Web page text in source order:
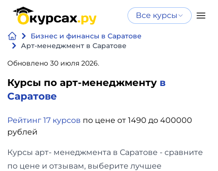
Все курсы
Бизнес и финансы в Саратове
Арт-менеджмент в Саратове
Обновлено 30 июля 2026.
Курсы по арт-менеджменту в
Саратове
Рейтинг 17 курсов по цене от 1490 до 400000
рублей
Курсы арт- менеджмента в Саратове - сравните
по цене и отзывам, выберите лучшее
Нейросеть
и ИИ
Бизнес
финансы
Дизайн
Нейросеть и ИИ
интеллекту